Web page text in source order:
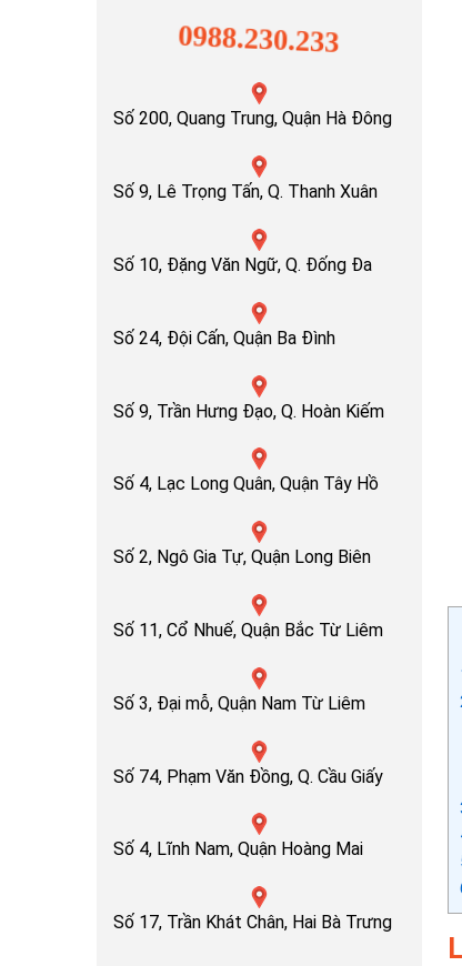
0988.230.233
Số 200, Quang Trung, Quận Hà Đông
Số 9, Lê Trọng Tấn, Q. Thanh Xuân
Số 10, Đặng Văn Ngữ, Q. Đống Đa
Số 24, Đội Cấn, Quận Ba Đình
Số 9, Trần Hưng Đạo, Q. Hoàn Kiếm
Số 4, Lạc Long Quân, Quận Tây Hồ
Số 2, Ngô Gia Tự, Quận Long Biên
Số 11, Cổ Nhuế, Quận Bắc Từ Liêm
Số 3, Đại mỗ, Quận Nam Từ Liêm
Số 74, Phạm Văn Đồng, Q. Cầu Giấy
Số 4, Lĩnh Nam, Quận Hoàng Mai
Số 17, Trần Khát Chân, Hai Bà Trưng